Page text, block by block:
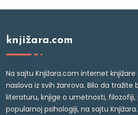
knjižara.com
Na sajtu Knjižara.com internet
naslova iz svih žanrova. Bilo da tražite
literaturu, knjige o umetnosti, filozofiji,
popularnoj psihologiji, na sajtu